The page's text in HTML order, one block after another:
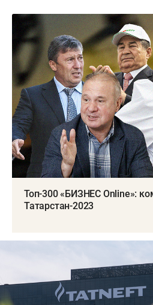
Топ-300 «БИЗНЕС Online»:
Татарстан-2023